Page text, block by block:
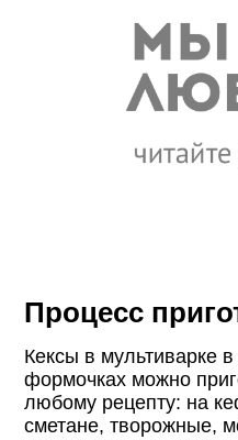
Процесс
Кексы в мультиварке
формочках можно
любому рецепту: на
сметане, творожные,